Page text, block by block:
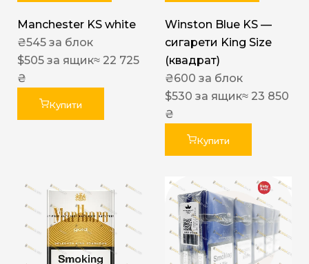
Manchester KS white
₴545 за блок
$505 за ящик≈ 22 725
₴
Купити
Winston Blue KS —
сигарети King Size
(квадрат)
₴600 за блок
$530 за ящик≈ 23 850
₴
Купити